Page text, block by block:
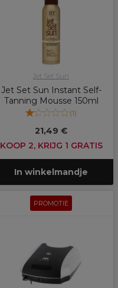
Jet Set Sun
Jet Set Sun Instant Self-
Tanning Mousse 150ml
(1)
21,49 €
KOOP 2, KRIJG 1 GRATIS
In winkelmandje
PROMOTIE